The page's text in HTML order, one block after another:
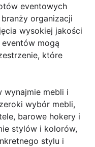
eventowych
organizacji
wysokiej jakości
mogą
które
wynajmie mebli i
wybór mebli,
barowe hokery i
stylów i kolorów,
stylu i